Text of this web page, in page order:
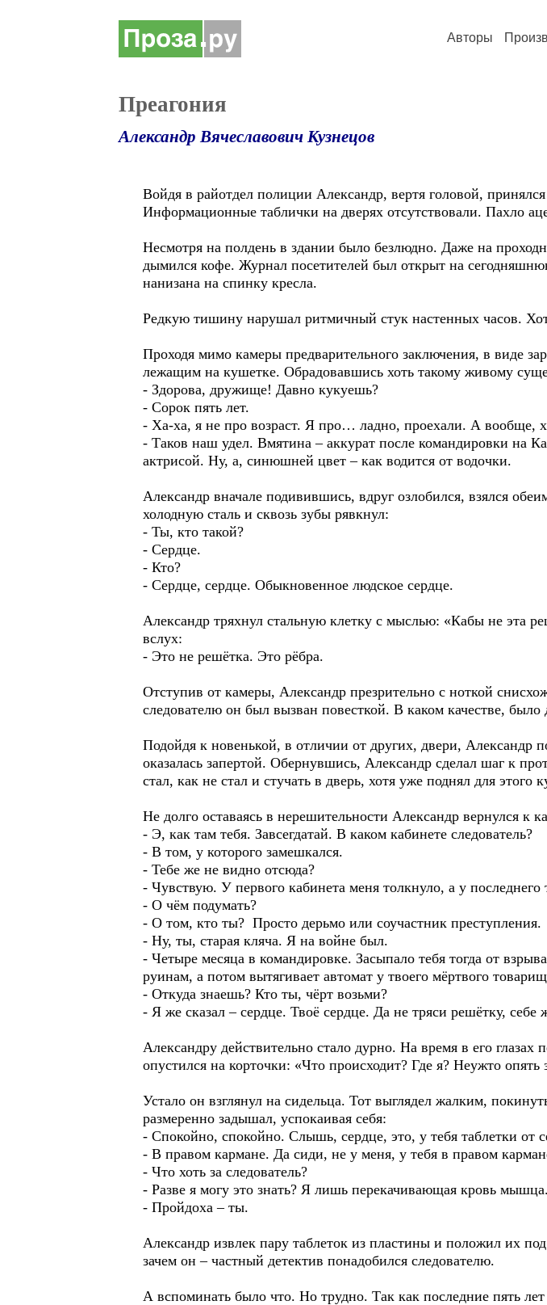
Авторы
Преагония
Александр Вячеславович Кузнецов
Войдя в райотдел полиции Александр, вертя головой,
Информационные таблички на дверях отсутствовали. Пахло
Несмотря на полдень в здании было безлюдно. Даже на
дымился кофе. Журнал посетителей был открыт на
нанизана на спинку кресла.
Редкую тишину нарушал ритмичный стук настенных часов.
Проходя мимо камеры предварительного заключения, в виде
лежащим на кушетке. Обрадовавшись хоть такому живому
- Здорова, дружище! Давно кукуешь?
- Сорок пять лет.
- Ха-ха, я не про возраст. Я про… ладно, проехали. А вообще,
- Таков наш удел. Вмятина – аккурат после командировки на
актрисой. Ну, а, синюшней цвет – как водится от водочки.
Александр вначале подивившись, вдруг озлобился, взялся
холодную сталь и сквозь зубы рявкнул:
- Ты, кто такой?
- Сердце.
- Кто?
- Сердце, сердце. Обыкновенное людское сердце.
Александр тряхнул стальную клетку с мыслью: «Кабы не эта
вслух:
- Это не решётка. Это рёбра.
Отступив от камеры, Александр презрительно с ноткой
следователю он был вызван повесткой. В каком качестве,
Подойдя к новенькой, в отличии от других, двери, Александр
оказалась запертой. Обернувшись, Александр сделал шаг к
стал, как не стал и стучать в дверь, хотя уже поднял для этого
Не долго оставаясь в нерешительности Александр вернулся к
- Э, как там тебя. Завсегдатай. В каком кабинете следователь?
- В том, у которого замешкался.
- Тебе же не видно отсюда?
- Чувствую. У первого кабинета меня толкнуло, а у
- О чём подумать?
- О том, кто ты? Просто дерьмо или соучастник преступления.
- Ну, ты, старая кляча. Я на войне был.
- Четыре месяца в командировке. Засыпало тебя тогда от
руинам, а потом вытягивает автомат у твоего мёртвого
- Откуда знаешь? Кто ты, чёрт возьми?
- Я же сказал – сердце. Твоё сердце. Да не тряси решётку, себе
Александру действительно стало дурно. На время в его
опустился на корточки: «Что происходит? Где я? Неужто
Устало он взглянул на сидельца. Тот выглядел жалким,
размеренно задышал, успокаивая себя:
- Спокойно, спокойно. Слышь, сердце, это, у тебя таблетки от
- В правом кармане. Да сиди, не у меня, у тебя в правом
- Что хоть за следователь?
- Разве я могу это знать? Я лишь перекачивающая кровь мышца.
- Пройдоха – ты.
Александр извлек пару таблеток из пластины и положил их
зачем он – частный детектив понадобился следователю.
А вспоминать было что. Но трудно. Так как последние пять